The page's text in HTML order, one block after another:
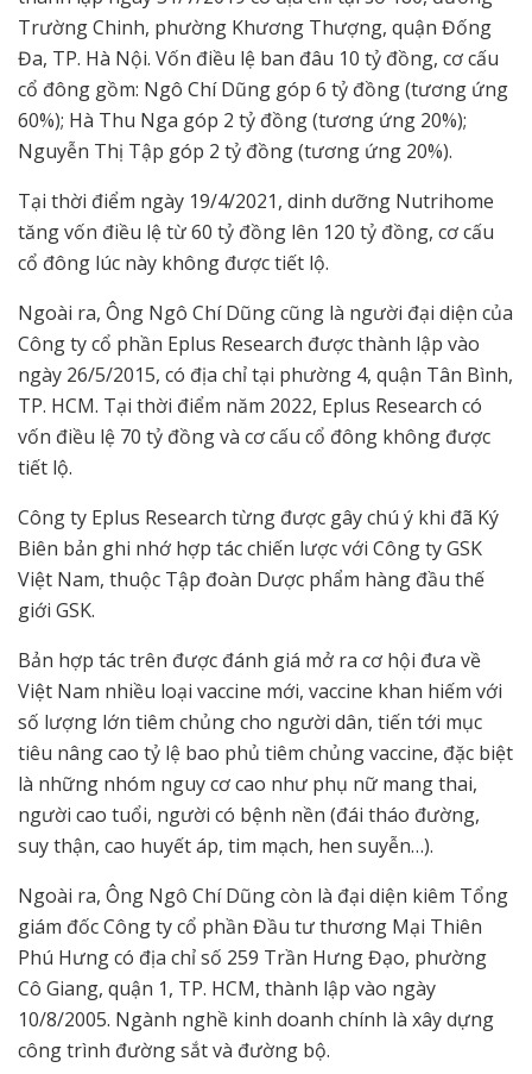
Trường Chinh, phường Khương Thượng, quận Đống
Đa, TP. Hà Nội. Vốn điều lệ ban đâu 10 tỷ đồng, cơ cấu
cổ đông gồm: Ngô Chí Dũng góp 6 tỷ đồng (tương ứng
60%); Hà Thu Nga góp 2 tỷ đồng (tương ứng 20%);
Nguyễn Thị Tập góp 2 tỷ đồng (tương ứng 20%).
Tại thời điểm ngày 19/4/2021, dinh dưỡng Nutrihome
tăng vốn điều lệ từ 60 tỷ đồng lên 120 tỷ đồng, cơ cấu
cổ đông lúc này không được tiết lộ.
Ngoài ra, Ông Ngô Chí Dũng cũng là người đại diện của
Công ty cổ phần Eplus Research được thành lập vào
ngày 26/5/2015, có địa chỉ tại phường 4, quận Tân Bình,
TP. HCM. Tại thời điểm năm 2022, Eplus Research có
vốn điều lệ 70 tỷ đồng và cơ cấu cổ đông không được
tiết lộ.
Công ty Eplus Research từng được gây chú ý khi đã Ký
Biên bản ghi nhớ hợp tác chiến lược với Công ty GSK
Việt Nam, thuộc Tập đoàn Dược phẩm hàng đầu thế
giới GSK.
Bản hợp tác trên được đánh giá mở ra cơ hội đưa về
Việt Nam nhiều loại vaccine mới, vaccine khan hiếm với
số lượng lớn tiêm chủng cho người dân, tiến tới mục
tiêu nâng cao tỷ lệ bao phủ tiêm chủng vaccine, đặc biệt
là những nhóm nguy cơ cao như phụ nữ mang thai,
người cao tuổi, người có bệnh nền (đái tháo đường,
suy thận, cao huyết áp, tim mạch, hen suyễn…).
Ngoài ra, Ông Ngô Chí Dũng còn là đại diện kiêm Tổng
giám đốc Công ty cổ phần Đầu tư thương Mại Thiên
Phú Hưng có địa chỉ số 259 Trần Hưng Đạo, phường
Cô Giang, quận 1, TP. HCM, thành lập vào ngày
10/8/2005. Ngành nghề kinh doanh chính là xây dựng
công trình đường sắt và đường bộ.